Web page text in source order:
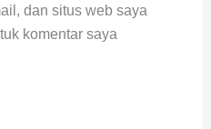
dan situs web saya
komentar saya